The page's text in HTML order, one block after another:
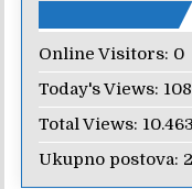
Online Visitors: 0
Today's Views: 108
Total Views:
Ukupno postova: